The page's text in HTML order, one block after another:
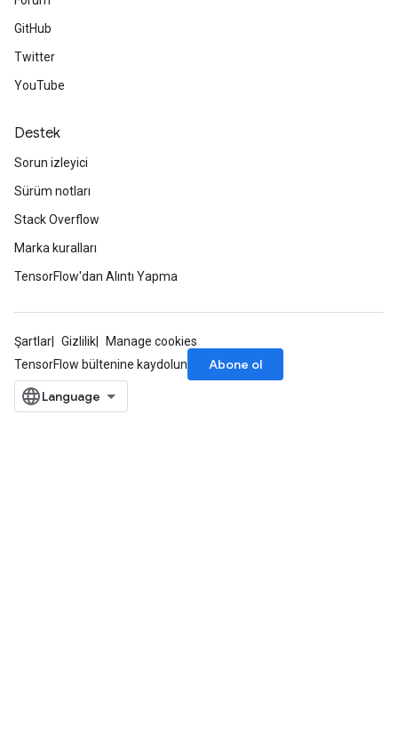
GitHub
Twitter
YouTube
Destek
Sorun izleyici
Sürüm notları
Stack Overflow
Marka kuralları
TensorFlow'dan Alıntı Yapma
Şartlar Gizlilik
Manage cookies
TensorFlow bültenine kaydolun
Abone ol